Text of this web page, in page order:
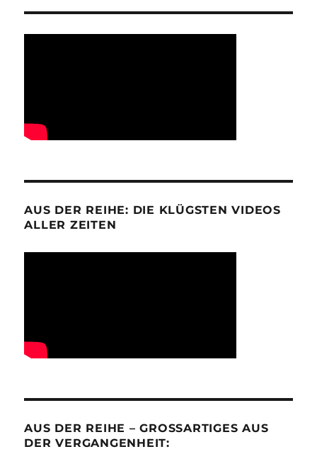
AUS DER REIHE: DIE KLÜGSTEN VIDEOS
ALLER ZEITEN
AUS DER REIHE – GROSSARTIGES AUS D
ER VERGANGENHEIT: